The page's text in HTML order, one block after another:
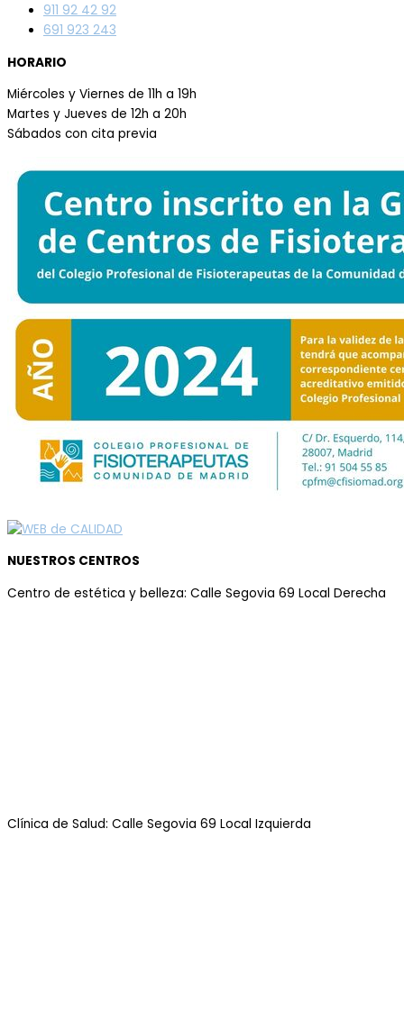
911 92 42 92
691 923 243
HORARIO
Miércoles y Viernes de 11h a 19h
Martes y Jueves de 12h a 20h
Sábados con cita previa
NUESTROS CENTROS
Centro de estética y belleza: Calle Segovia 69 Local Derecha
Clínica de Salud: Calle Segovia 69 Local Izquierda